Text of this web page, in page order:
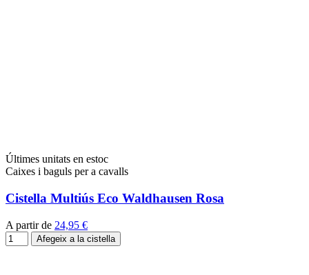
Últimes unitats en estoc
Caixes i baguls per a cavalls
Cistella Multiús Eco Waldhausen Rosa
A partir de 24,95 €
Afegeix a la cistella